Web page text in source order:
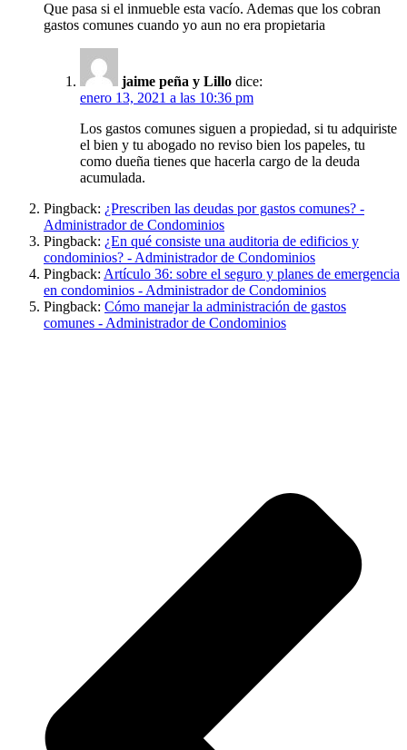
Que pasa si el inmueble esta vacío. Ademas que los cobran
gastos comunes cuando yo aun no era propietaria
jaime peña y Lillo dice:
enero 13, 2021 a las 10:36 pm
Los gastos comunes siguen a propiedad, si tu adquiriste
el bien y tu abogado no reviso bien los papeles, tu
como dueña tienes que hacerla cargo de la deuda
acumulada.
Pingback: ¿Prescriben las deudas por gastos comunes? -
Administrador de Condominios
Pingback: ¿En qué consiste una auditoria de edificios y
condominios? - Administrador de Condominios
Pingback: Artículo 36: sobre el seguro y planes de emergencia
en condominios - Administrador de Condominios
Pingback: Cómo manejar la administración de gastos
comunes - Administrador de Condominios